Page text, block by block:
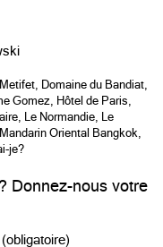
Domaine du Bandiat
Gomez Hôtel de Paris
Le Normandie Le
Mandarin Oriental Bangkok
je?
Donnez-nous votre